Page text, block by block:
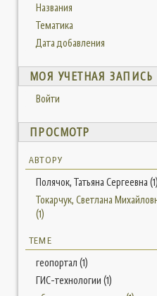
Названия
Тематика
Дата добавления
МОЯ УЧЕТНАЯ ЗАПИСЬ
Войти
ПРОСМОТР
АВТОРУ
Полячок, Татьяна Сергеевна (1)
Токарчук, Светлана
(1)
ТЕМЕ
геопортал (1)
ГИС-технологии (1)